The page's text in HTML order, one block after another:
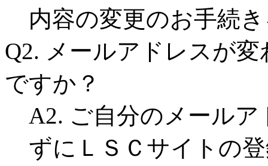
内容の変更のお手続
Q2. メールアドレスが
ですか？
A2. ご自分のメール
ずにＬＳＣサイトの